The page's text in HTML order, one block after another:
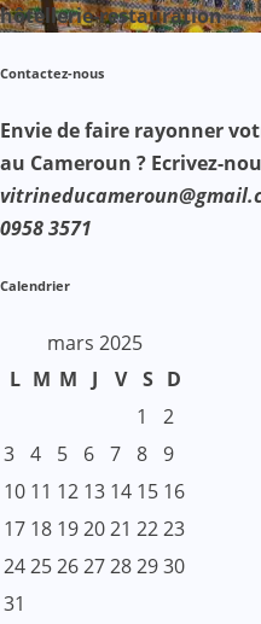
hôtellerie-restauration
Contactez-nous
Envie de faire rayonner
au Cameroun ? Ecrivez-
0958 3571
Calendrier
mars 2025
L M M J V S D
1
2
3 4 5 6 7 8 9
10 11 12 13 14 15 16
17 18 192021 2223
24252627282930
31